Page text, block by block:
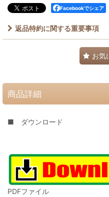
Facebookでシェア
返品特約に関する重要事項
お気
商品詳細
■ ダウンロード
PDFファイル